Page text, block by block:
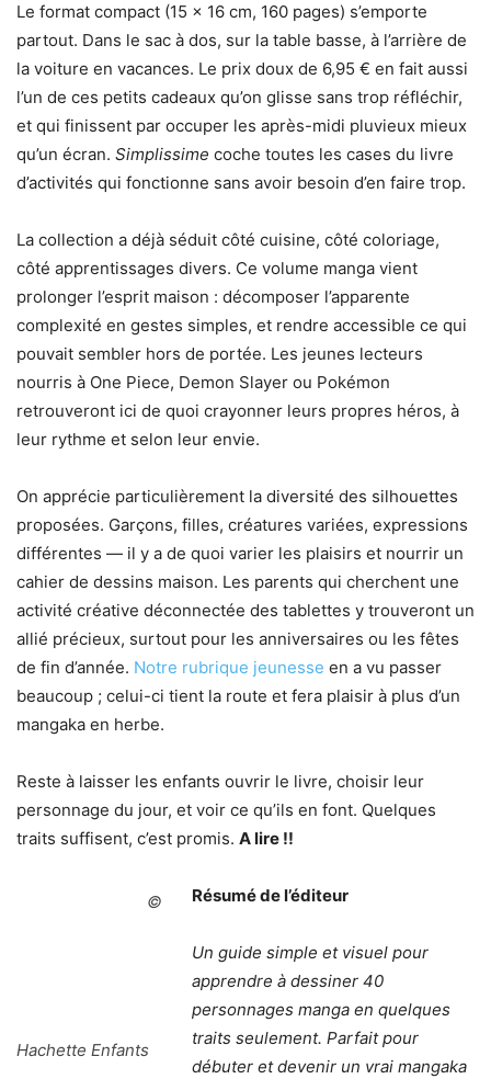
Le format compact (15 × 16 cm, 160 pages) s’emporte
partout. Dans le sac à dos, sur la table basse, à l’arrière de
la voiture en vacances. Le prix doux de 6,95 € en fait aussi
l’un de ces petits cadeaux qu’on glisse sans trop réfléchir,
et qui finissent par occuper les après-midi pluvieux mieux
qu’un écran. Simplissime coche toutes les cases du livre
d’activités qui fonctionne sans avoir besoin d’en faire trop.
La collection a déjà séduit côté cuisine, côté coloriage,
côté apprentissages divers. Ce volume manga vient
prolonger l’esprit maison : décomposer l’apparente
complexité en gestes simples, et rendre accessible ce qui
pouvait sembler hors de portée. Les jeunes lecteurs
nourris à One Piece, Demon Slayer ou Pokémon
retrouveront ici de quoi crayonner leurs propres héros, à
leur rythme et selon leur envie.
On apprécie particulièrement la diversité des silhouettes
proposées. Garçons, filles, créatures variées, expressions
différentes — il y a de quoi varier les plaisirs et nourrir un
cahier de dessins maison. Les parents qui cherchent une
activité créative déconnectée des tablettes y trouveront un
allié précieux, surtout pour les anniversaires ou les fêtes
de fin d’année. Notre rubrique jeunesse en a vu passer
beaucoup ; celui-ci tient la route et fera plaisir à plus d’un
mangaka en herbe.
Reste à laisser les enfants ouvrir le livre, choisir leur
personnage du jour, et voir ce qu’ils en font. Quelques
traits suffisent, c’est promis. A lire !!
©
Hachette Enfants
Résumé de l’éditeur
Un guide simple et visuel pour
apprendre à dessiner 40
personnages manga en quelques
traits seulement. Parfait pour
débuter et devenir un vrai mangaka